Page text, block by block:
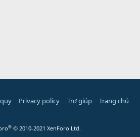
Privacy policy Trợ giúp Trang chủ
® © 2010-2021 XenForo Ltd.